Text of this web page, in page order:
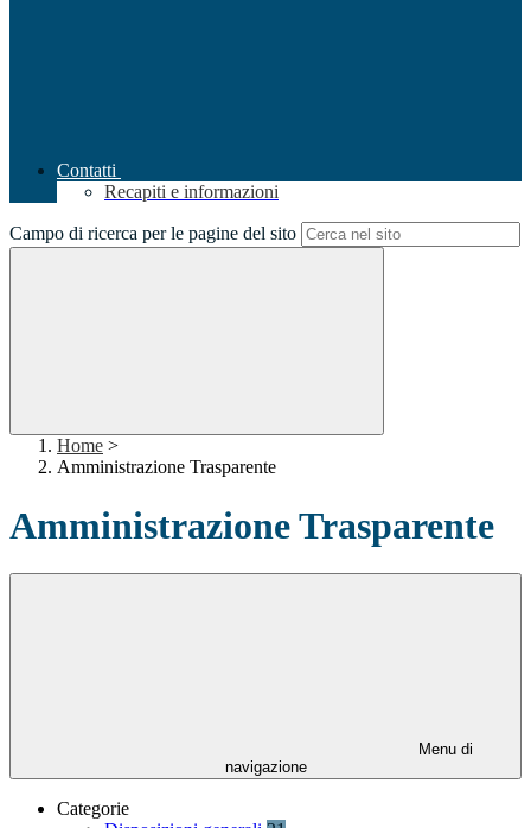
Contatti
Recapiti e informazioni
Campo di ricerca per le pagine del sito
Home >
Amministrazione Trasparente
Amministrazione Trasparente
Menu di
navigazione
Categorie